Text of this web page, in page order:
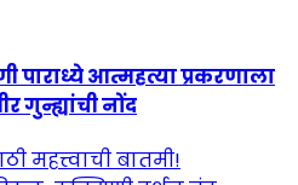
पाराध्ये आत्महत्या प्रकरणाला
गुन्ह्यांची नोंद